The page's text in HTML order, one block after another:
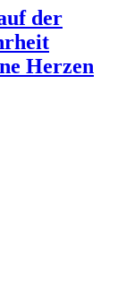
der
Herzen